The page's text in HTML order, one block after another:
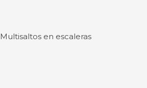
Multisaltos en escaleras